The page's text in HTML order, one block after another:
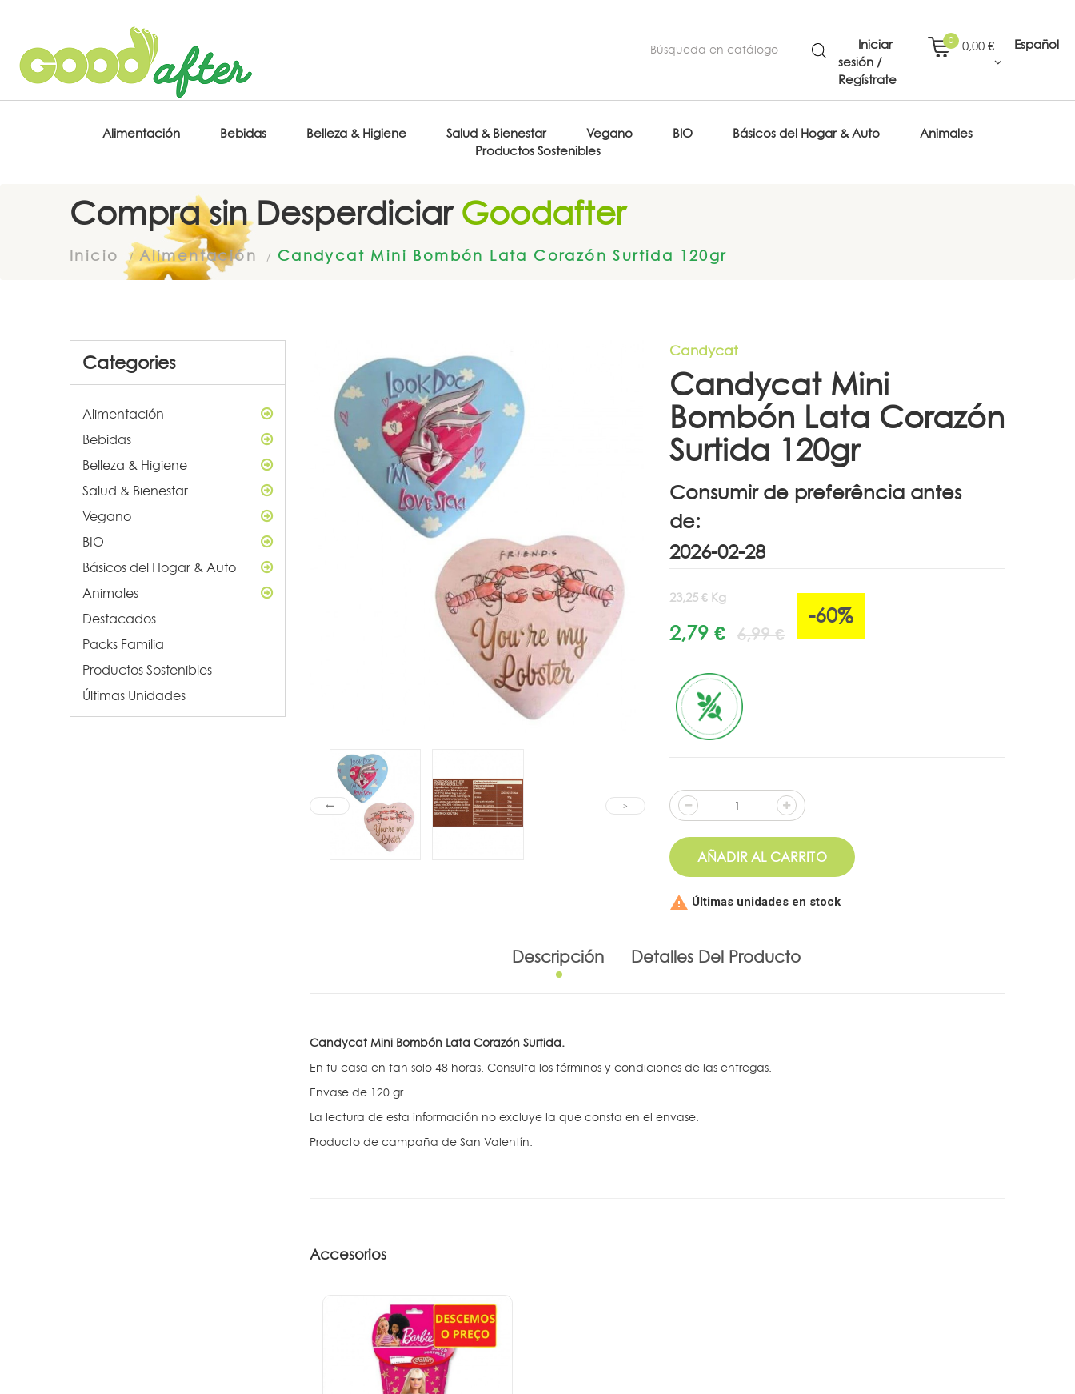
Iniciar
sesión /
Regístrate
0,00 €
0 Español
Alimentación Bebidas Belleza & Higiene Salud & Bienestar Vegano BIO Básicos del Hogar & Auto
Animales
Productos Sostenibles
Compra sin DesperdiciarGoodafter
Inicio Alimentación Candycat Mini Bombón Lata Corazón Surtida 120gr
Categories
Alimentación
Bebidas
Belleza & Higiene
Salud & Bienestar
Vegano
BIO
Básicos del Hogar & Auto
Animales
Destacados
Packs Familia
Productos Sostenibles
Últimas Unidades
Candycat
Candycat Mini
Bombón Lata Corazón
Surtida 120gr
Consumir de preferência antes
de:
23,25 € Kg
2,79 € 6,99 €
-60%
AÑADIR AL CARRITO
 Últimas unidades en stock
Descripción Detalles Del Producto
Candycat Mini Bombón Lata Corazón Surtida.
En tu casa en tan solo 48 horas. Consulta los términos y condiciones de las entregas.
Envase de 120 gr.
La lectura de esta información no excluye la que consta en el envase.
Producto de campaña de San Valentín.
Accesorios